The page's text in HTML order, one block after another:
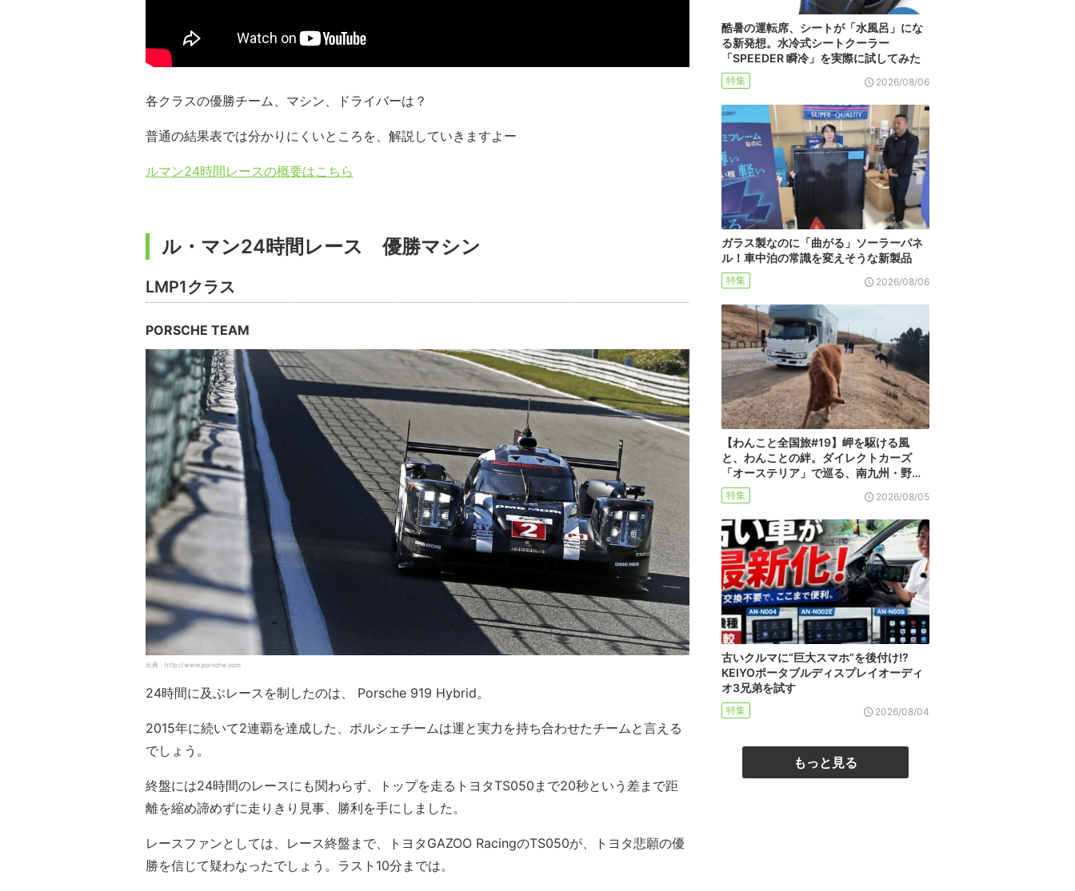
各クラスの優勝チーム、マシン、ドライバーは？
普通の結果表では分かりにくいところを、解説していきますよー
ルマン24時間レースの概要はこちら
ル・マン24時間レース 優勝マシン
LMP1クラス
PORSCHE TEAM
出典：http://www.porsche.com
24時間に及ぶレースを制したのは、 Porsche 919 Hybrid。
2015年に続いて2連覇を達成した、ポルシェチームは運と実力を持ち合わせたチームと言える
でしょう。
終盤には24時間のレースにも関わらず、トップを走るトヨタTS050まで20秒という差まで距
離を縮め諦めずに走りきり見事、勝利を手にしました。
レースファンとしては、レース終盤まで、トヨタGAZOO RacingのTS050が、トヨタ悲願の優
勝を信じて疑わなったでしょう。ラスト10分までは。
酷暑の運転席、シートが「水風呂」にな
る新発想。水冷式シートクーラー
「SPEEDER 瞬冷」を実際に試してみた
特集 2026/08/06
ガラス製なのに「曲がる」ソーラーパネ
ル！車中泊の常識を変えそうな新製品
特集 2026/08/06
【わんこと全国旅#19】岬を駆ける風
と、わんことの絆。ダイレクトカーズ
「オーステリア」で巡る、南九州・野…
特集 2026/08/05
古いクルマに“巨大スマホ”を後付け!?
KEIYOポータブルディスプレイオーディ
オ3兄弟を試す
特集 2026/08/04
もっと見る